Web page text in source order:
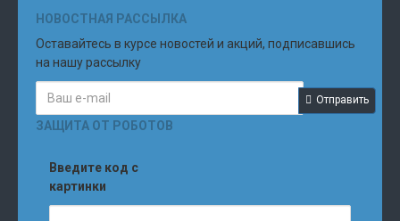
НОВОСТНАЯ РАССЫЛКА
Оставайтесь в курсе новостей и акций, подписавшись
на нашу рассылку
Отправить
ЗАЩИТА ОТ РОБОТОВ
Введите код с
картинки